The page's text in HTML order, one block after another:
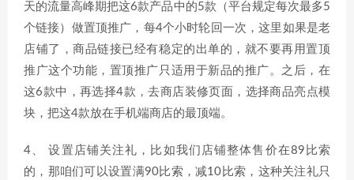
天的流量高峰期把这6款产品中的5款（平台规定每次最多5
个链接）做置顶推广，每4个小时轮回一次，这里如果是老
店铺了，商品链接已经有稳定的出单的，就不要再用置顶
推广这个功能，置顶推广只适用于新品的推广。之后，在
这6款中，再选择4款，去商店装修页面，选择商品亮点模
块，把这4款放在手机端商店的最顶端。
4、 设置店铺关注礼，比如我们店铺整体售价在89比索
的，那咱们可以设置满90比索，减10比索，这种关注礼只